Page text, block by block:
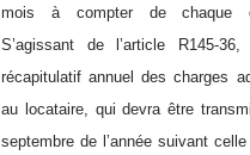
mois à compter de chaque
S’agissant de l’article R145-
récapitulatif annuel des charges
au locataire, qui devra être
septembre de l’année suivant